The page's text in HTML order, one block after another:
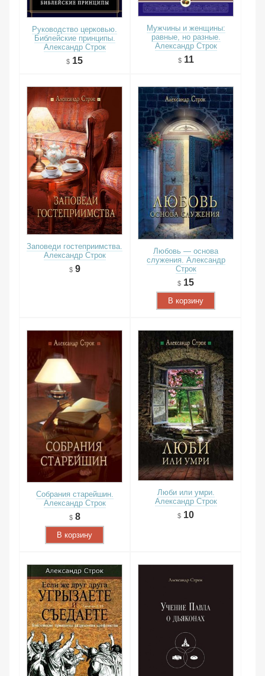
Руководство церковью.
Библейские принципы.
Александр Строк
15
Мужчины и женщины:
равные, но разные.
Александр Строк
11
Заповеди гостеприимства.
Александр Строк
9
Любовь — основа
служения. Александр
Строк
15
В корзину
Собрания старейшин.
Александр Строк
8
В корзину
Люби или умри.
Александр Строк
10